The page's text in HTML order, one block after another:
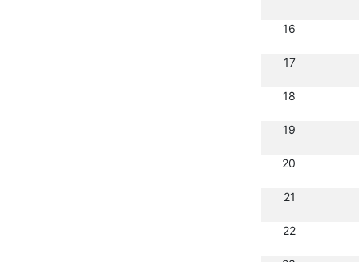
16
17
18
19
20
21
22